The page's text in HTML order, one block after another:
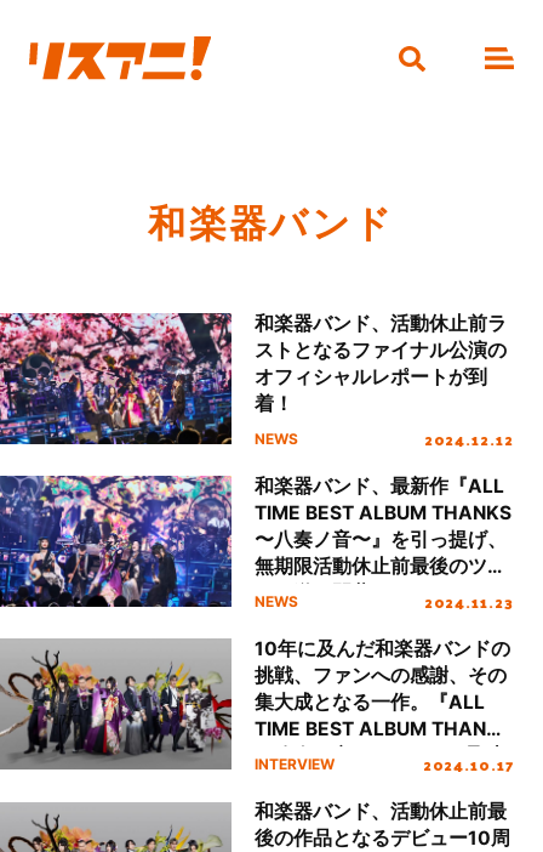
和楽器バンド
和楽器バンド、活動休止前ラ
ストとなるファイナル公演の
オフィシャルレポートが到
着！
NEWS 2024.12.12
和楽器バンド、最新作『ALL
TIME BEST ALBUM THANKS
〜八奏ノ音〜』を引っ提げ、
無期限活動休止前最後のツア
ーが遂に開幕！
NEWS 2024.11.23
10年に及んだ和楽器バンドの
挑戦、ファンへの感謝、その
集大成となる一作。『ALL
TIME BEST ALBUM THANKS
～八奏ノ音～』いぶくろ聖志
INTERVIEW 2024.10.17
和楽器バンド、活動休止前最
後の作品となるデビュー10周